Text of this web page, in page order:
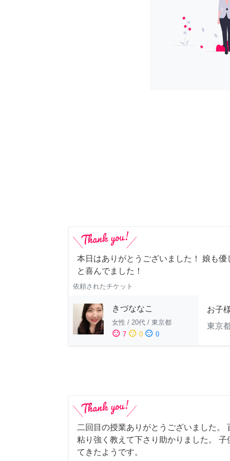
本日はありがとうございました！ 娘も
と喜んでました！
依頼されたチケット
きづななこ
女性 / 20代 / 東京都
sentiment_satisfied 7 sentiment_neutral 0 sentiment_dissatisfied 0
お子
東京
二回目の授業ありがとうございました。
粘り強く教えて下さり助かりました。
てきたようです。